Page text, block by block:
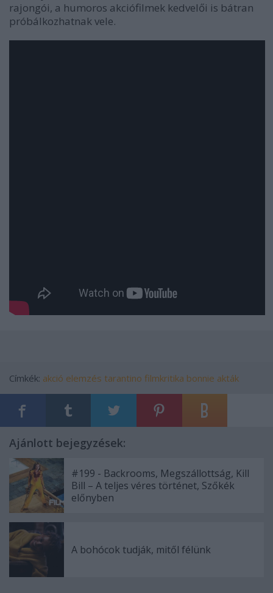
rajongói, a humoros akciófilmek kedvelői is bátran
próbálkozhatnak vele.
Címkék: akció elemzés tarantino filmkritika bonnie akták
Ajánlott bejegyzések:
#199 - Backrooms, Megszállottság, Kill
Bill – A teljes véres történet, Szőkék
előnyben
A bohócok tudják, mitől félünk